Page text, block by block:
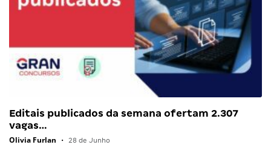
Editais publicados da semana ofertam 2.307
vagas…
Olivia Furlan • 28 de Junho